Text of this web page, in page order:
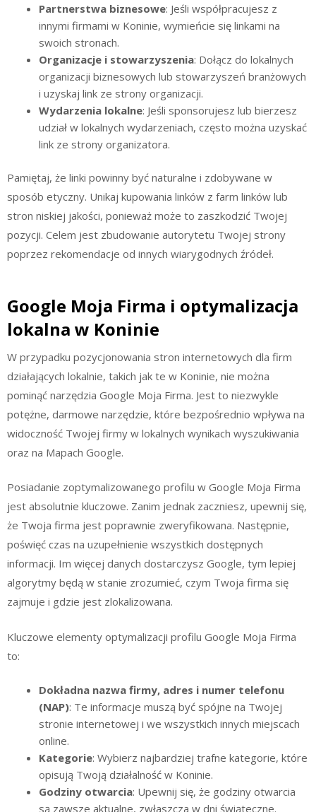
Partnerstwa biznesowe: Jeśli współpracujesz z
innymi firmami w Koninie, wymieńcie się linkami na
swoich stronach.
Organizacje i stowarzyszenia: Dołącz do lokalnych
organizacji biznesowych lub stowarzyszeń branżowych
i uzyskaj link ze strony organizacji.
Wydarzenia lokalne: Jeśli sponsorujesz lub bierzesz
udział w lokalnych wydarzeniach, często można uzyskać
link ze strony organizatora.
Pamiętaj, że linki powinny być naturalne i zdobywane w
sposób etyczny. Unikaj kupowania linków z farm linków lub
stron niskiej jakości, ponieważ może to zaszkodzić Twojej
pozycji. Celem jest zbudowanie autorytetu Twojej strony
poprzez rekomendacje od innych wiarygodnych źródeł.
Google Moja Firma i optymalizacja
lokalna w Koninie
W przypadku pozycjonowania stron internetowych dla firm
działających lokalnie, takich jak te w Koninie, nie można
pominąć narzędzia Google Moja Firma. Jest to niezwykle
potężne, darmowe narzędzie, które bezpośrednio wpływa na
widoczność Twojej firmy w lokalnych wynikach wyszukiwania
oraz na Mapach Google.
Posiadanie zoptymalizowanego profilu w Google Moja Firma
jest absolutnie kluczowe. Zanim jednak zaczniesz, upewnij się,
że Twoja firma jest poprawnie zweryfikowana. Następnie,
poświęć czas na uzupełnienie wszystkich dostępnych
informacji. Im więcej danych dostarczysz Google, tym lepiej
algorytmy będą w stanie zrozumieć, czym Twoja firma się
zajmuje i gdzie jest zlokalizowana.
Kluczowe elementy optymalizacji profilu Google Moja Firma
to:
Dokładna nazwa firmy, adres i numer telefonu
(NAP): Te informacje muszą być spójne na Twojej
stronie internetowej i we wszystkich innych miejscach
online.
Kategorie: Wybierz najbardziej trafne kategorie, które
opisują Twoją działalność w Koninie.
Godziny otwarcia: Upewnij się, że godziny otwarcia
są zawsze aktualne, zwłaszcza w dni świąteczne.